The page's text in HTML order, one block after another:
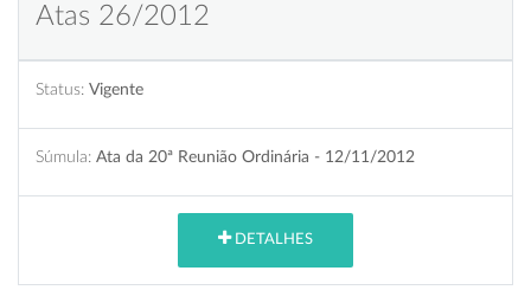
Atas 26/2012
Status: Vigente
Súmula: Ata da 20ª Reunião Ordinária - 12/11/2012
DETALHES